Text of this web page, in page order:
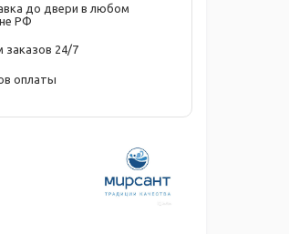
до двери в любом
РФ
заказов 24/7
оплаты